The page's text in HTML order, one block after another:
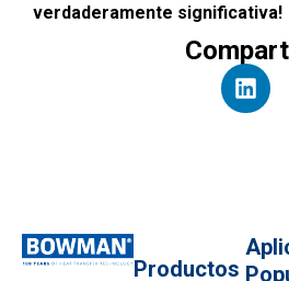
verdaderamente significativa!
Productos